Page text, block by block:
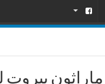
بيروت لعام